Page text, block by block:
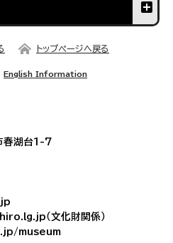
トップページへ戻る
English Information
湖台1-7
（文化財関係）
museum